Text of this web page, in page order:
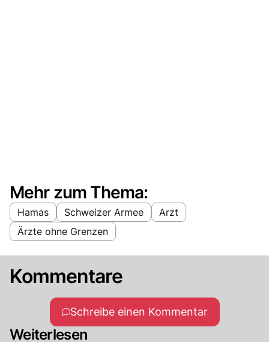
Mehr zum Thema:
Hamas Schweizer Armee
Arzt
Ärzte ohne Grenzen
Kommentare
Schreibe einen Kommentar
Weiterlesen